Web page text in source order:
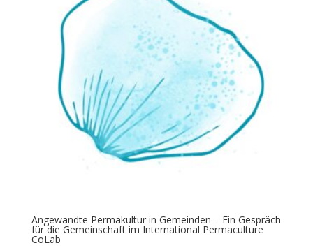
Angewandte Permakultur in Gemeinden – Ein Gespräch
für die Gemeinschaft im International Permaculture
CoLab